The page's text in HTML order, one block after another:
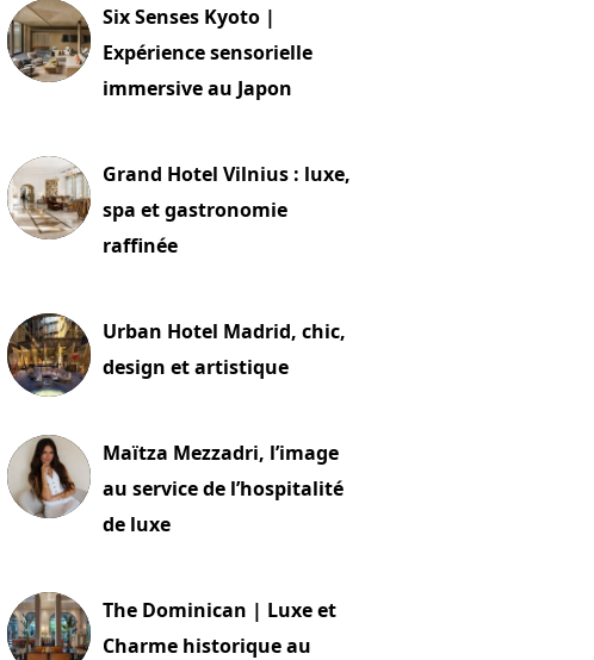
Six Senses Kyoto |
Expérience sensorielle
immersive au Japon
Grand Hotel Vilnius : luxe,
spa et gastronomie
raffinée
Urban Hotel Madrid, chic,
design et artistique
Maïtza Mezzadri, l’image
au service de l’hospitalité
de luxe
The Dominican | Luxe et
Charme historique au